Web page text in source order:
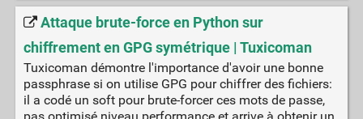
Attaque brute-force en Python sur
chiffrement en GPG symétrique | Tuxicoman
Tuxicoman démontre l'importance d'avoir une bonne
passphrase si on utilise GPG pour chiffrer des fichiers:
il a codé un soft pour brute-forcer ces mots de passe,